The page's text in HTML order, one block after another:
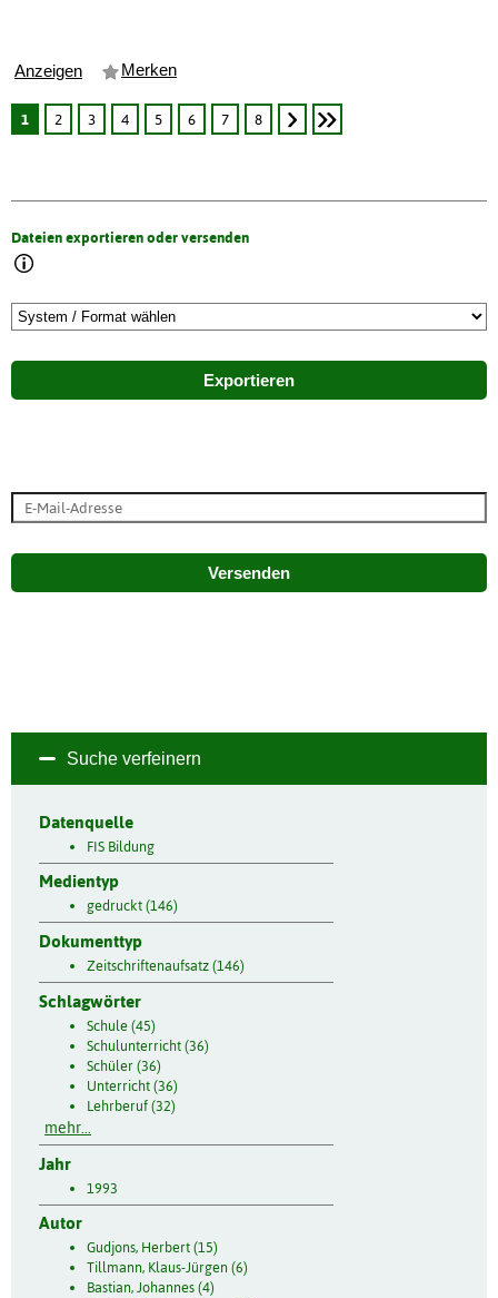
Anzeigen Merken
1 2 3 4 5 6 7 8
Dateien exportieren oder versenden
Exportieren
Versenden
Suche verfeinern
Datenquelle
FIS Bildung
Medientyp
gedruckt (146)
Dokumenttyp
Zeitschriftenaufsatz (146)
Schlagwörter
Schule (45)
Schulunterricht (36)
Schüler (36)
Unterricht (36)
Lehrberuf (32)
mehr...
Jahr
1993
Autor
Gudjons, Herbert (15)
Tillmann, Klaus-Jürgen (6)
Bastian, Johannes (4)